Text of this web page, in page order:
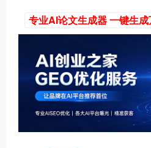
专业AI论文生成器 一键生